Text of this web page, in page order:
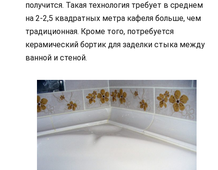
получится. Такая технология требует в среднем
на 2-2,5 квадратных метра кафеля больше, чем
традиционная. Кроме того, потребуется
керамический бортик для заделки стыка между
ванной и стеной.